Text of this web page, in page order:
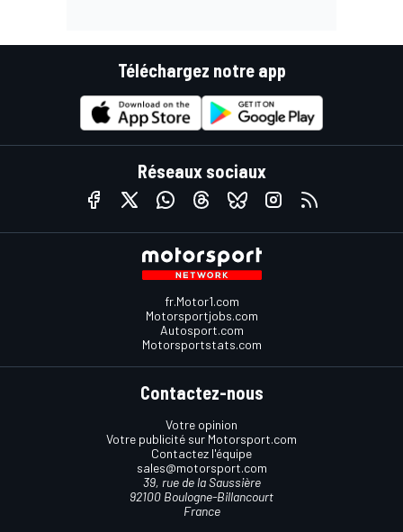
Téléchargez notre app
Réseaux sociaux
fr.Motor1.com
Motorsportjobs.com
Autosport.com
Motorsportstats.com
Contactez-nous
Votre opinion
Votre publicité sur Motorsport.com
Contactez l'équipe
sales@motorsport.com
39, rue de la Saussière
92100 Boulogne-Billancourt
France